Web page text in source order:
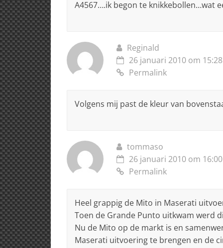
A4567….ik begon te knikkebollen…wat
Reginald
26 januari 2010 om 15:28
Permalink
Volgens mij past de kleur van
tommaso
26 januari 2010 om 16:00
Permalink
Heel grappig de Mito in Maserati
Toen de Grande Punto uitkwam werd
Nu de Mito op de markt is en
Maserati uitvoering te brengen en de